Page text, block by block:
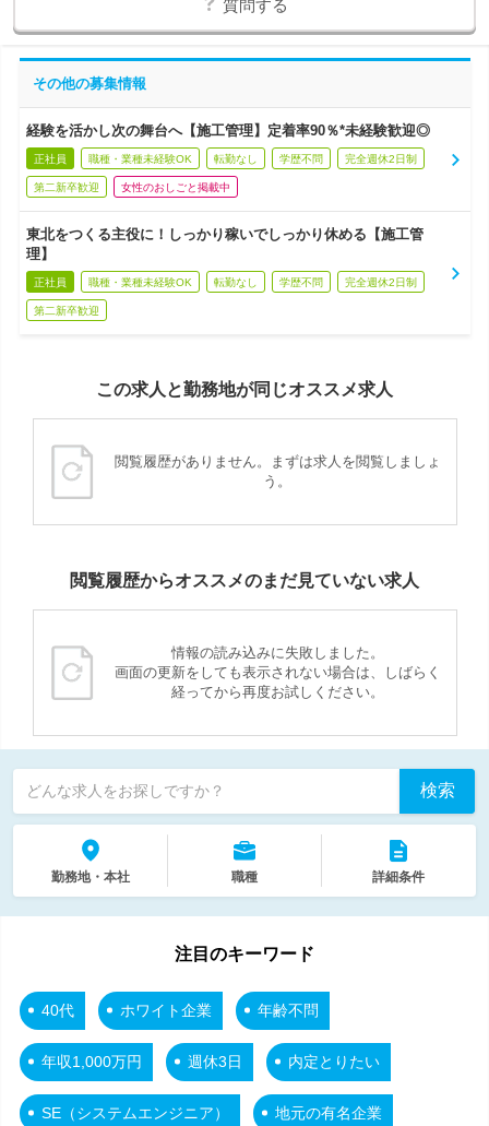
質問する
その他の募集情報
経験を活かし次の舞台へ【施工管理】定着率90％*未経験歓迎◎
正社員 職種・業種未経験OK 転勤なし 学歴不問 完全週休2日制
第二新卒歓迎 女性のおしごと掲載中
東北をつくる主役に！しっかり稼いでしっかり休める【施工管
理】
正社員 職種・業種未経験OK 転勤なし 学歴不問 完全週休2日制
第二新卒歓迎
この求人と勤務地が同じオススメ求人
閲覧履歴がありません。まずは求人を閲覧しましょ
う。
閲覧履歴からオススメのまだ見ていない求人
情報の読み込みに失敗しました。
画面の更新をしても表示されない場合は、しばらく
経ってから再度お試しください。
どんな求人をお探しですか？ 検索
勤務地・本社 職種 詳細条件
注目のキーワード
40代 ホワイト企業 年齢不問
年収1,000万円 週休3日 内定とりたい
SE（システムエンジニア） 地元の有名企業